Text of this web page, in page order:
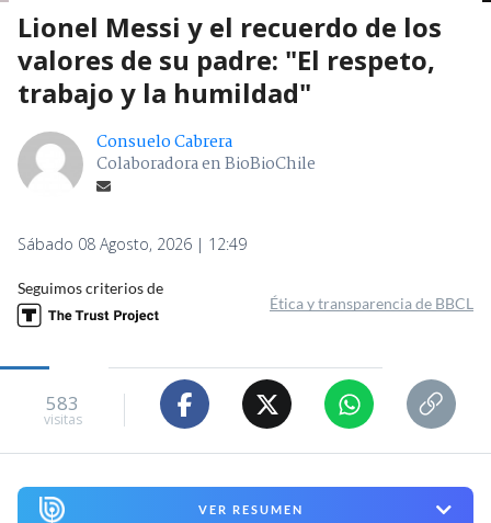
Lionel Messi y el recuerdo de los
valores de su padre: "El respeto,
trabajo y la humildad"
Consuelo Cabrera
Colaboradora en BioBioChile
Sábado 08 Agosto, 2026 | 12:49
Seguimos criterios de
Ética y transparencia de BBCL
583
visitas
VER RESUMEN